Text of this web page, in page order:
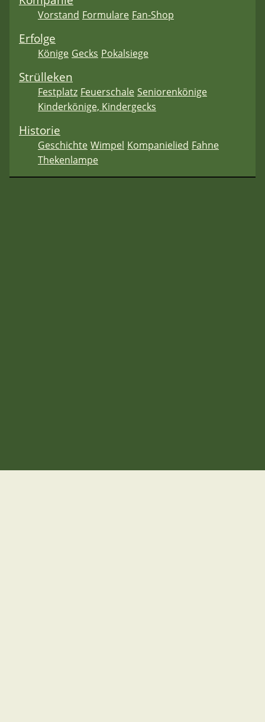
Vorstand Formulare Fan-Shop
Erfolge
Könige Gecks Pokalsiege
Strülleken
Festplatz Feuerschale Seniorenkönige
Kinderkönige, Kindergecks
Historie
Geschichte Wimpel Kompanielied Fahne
Thekenlampe